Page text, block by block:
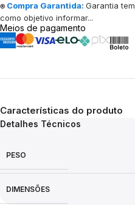
⍟ Compra Garantida: Garantia tem
como objetivo informar...
Meios de pagamento
Características do produto
Detalhes Técnicos
PESO
DIMENSÕES